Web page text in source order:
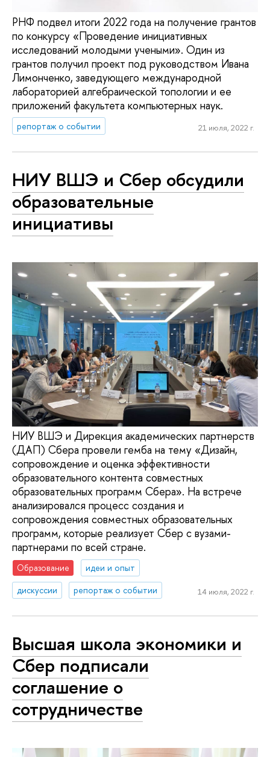
РНФ подвел итоги 2022 года на получение грантов
по конкурсу «Проведение инициативных
исследований молодыми учеными». Один из
грантов получил проект под руководством Ивана
Лимонченко, заведующего международной
лабораторией алгебраической топологии и ее
приложений факультета компьютерных наук.
репортаж о событии 21 июля, 2022 г.
НИУ ВШЭ и Сбер обсудили
образовательные
инициативы
НИУ ВШЭ и Дирекция академических партнерств
(ДАП) Сбера провели гемба на тему «Дизайн,
сопровождение и оценка эффективности
образовательного контента совместных
образовательных программ Сбера». На встрече
анализировался процесс создания и
сопровождения совместных образовательных
программ, которые реализует Сбер с вузами-
партнерами по всей стране.
Образование
идеи и опыт
дискуссии
репортаж о событии 14 июля, 2022 г.
Высшая школа экономики и
Сбер подписали
соглашение о
сотрудничестве